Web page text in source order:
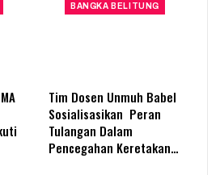
BANGKA BELITUNG
Tim Dosen Unmuh Babel
Sosialisasikan Peran
Tulangan Dalam
Pencegahan Keretakan…